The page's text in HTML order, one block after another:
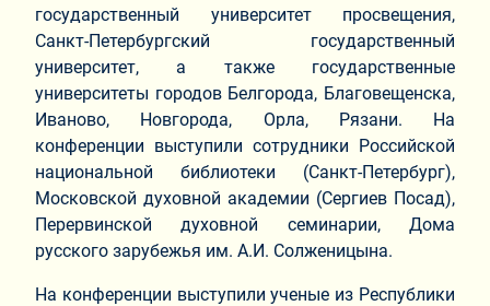
государственный университет просвещения,
Санкт-Петербургский государственный
университет, а также государственные
университеты городов Белгорода, Благовещенска,
Иваново, Новгорода, Орла, Рязани. На
конференции выступили сотрудники Российской
национальной библиотеки (Санкт-Петербург),
Московской духовной академии (Сергиев Посад),
Перервинской духовной семинарии, Дома
русского зарубежья им. А.И. Солженицына.
На конференции выступили ученые из Республики